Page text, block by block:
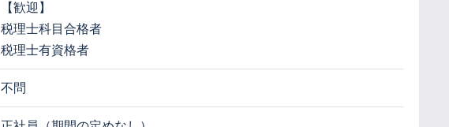
【歓迎】
税理士科目合格者
税理士有資格者
不問